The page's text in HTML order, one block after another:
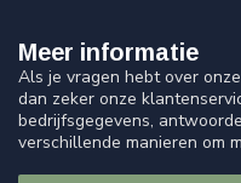
Meer informatie
Als je vragen hebt over
dan zeker onze
bedrijfsgegevens,
verschillende manieren om